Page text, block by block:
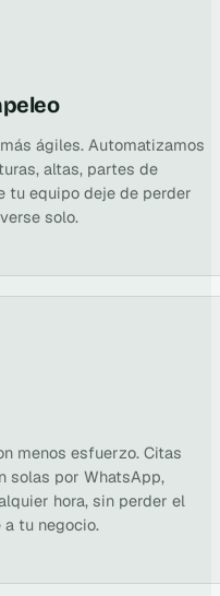
ágiles. Automatizamos
altas, partes de
tu equipo deje de perder
solo.
menos esfuerzo. Citas
solas por WhatsApp,
hora, sin perder el
tu negocio.